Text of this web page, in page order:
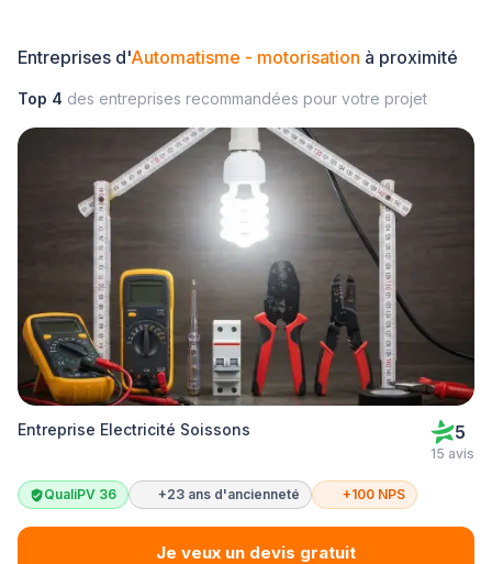
Entreprises d'Automatisme - motorisation à proximité
Top 4 des entreprises recommandées pour votre projet
Entreprise Electricité Soissons 5
15 avis
QualiPV 36 +23 ans d'ancienneté +100 NPS
Je veux un devis gratuit